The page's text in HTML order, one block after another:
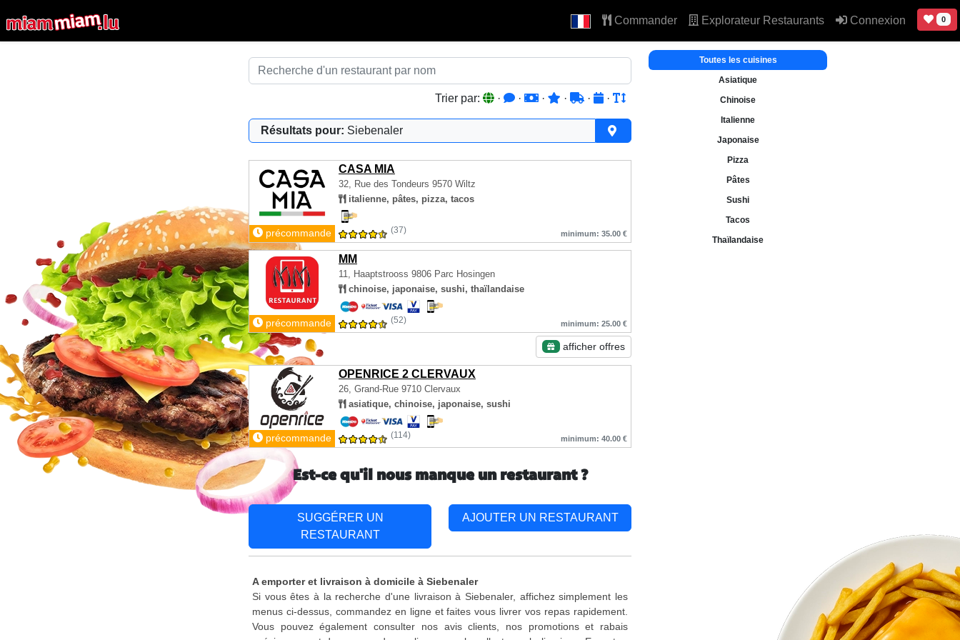
Commander Explorateur Restaurants Connexion 0
Trier par: · · · · · ·
Résultats pour: Siebenaler
CASA MIA
32, Rue des Tondeurs 9570 Wiltz
italienne, pâtes, pizza, tacos
précommande (37) minimum: 35.00 €
MM
11, Haaptstrooss 9806 Parc Hosingen
chinoise, japonaise, sushi, thaïlandaise
précommande (52) minimum: 25.00 €
afficher offres
OPENRICE 2 CLERVAUX
26, Grand-Rue 9710 Clervaux
asiatique, chinoise, japonaise, sushi
précommande (114) minimum: 40.00 €
Toutes les cuisines
Asiatique
Chinoise
Italienne
Japonaise
Pizza
Pâtes
Sushi
Tacos
Thaïlandaise
Est-ce qu'il nous manque un restaurant ?
SUGGÉRER UN
RESTAURANT
AJOUTER UN RESTAURANT
A emporter et livraison à domicile à Siebenaler
Si vous êtes à la recherche d'une livraison à Siebenaler, affichez simplement les
menus ci-dessus, commandez en ligne et faites vous livrer vos repas rapidement.
Vous pouvez également consulter nos avis clients, nos promotions et rabais